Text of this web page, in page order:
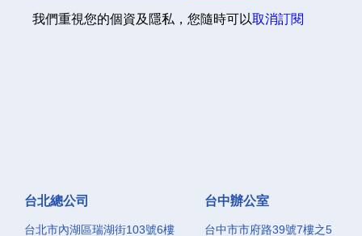
我們重視您的個資及隱私，您隨時可以取消訂閱
台北總公司
台北市內湖區瑞湖街103號6樓
台中辦公室
台中市市府路39號7樓之5